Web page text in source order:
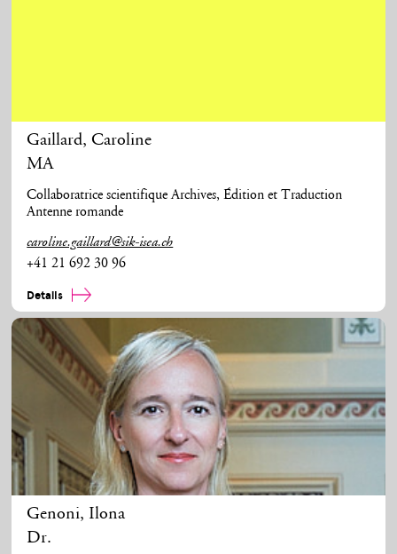
Gaillard,Caroline
MA
Collaboratrice scientifique Archives, Édition et Traduction
Antenne romande
caroline.gaillard@sik-isea.ch
+41 21 692 30 96
Details
Genoni,Ilona
Dr.